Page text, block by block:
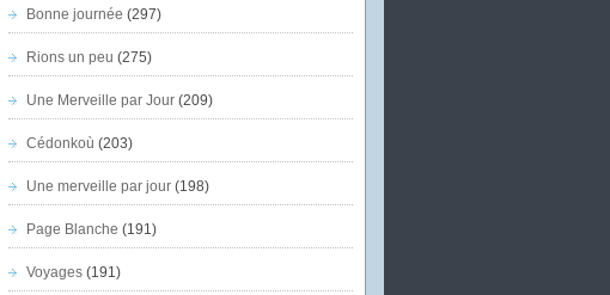
Bonne journée (297)
Rions un peu (275)
Une Merveille par Jour(209)
Cédonkoù (203)
Une merveille par jour(198)
Page Blanche (191)
Voyages(191)